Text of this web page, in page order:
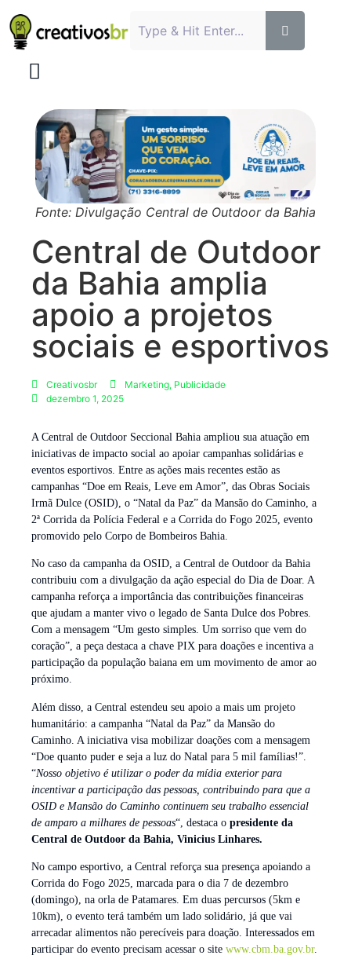
Fonte: Divulgação Central de Outdoor da Bahia
Central de Outdoor
da Bahia amplia
apoio a projetos
sociais e esportivos
Creativosbr Marketing, Publicidade
dezembro 1, 2025
A Central de Outdoor Seccional Bahia ampliou sua atuação em
iniciativas de impacto social ao apoiar campanhas solidárias e
eventos esportivos. Entre as ações mais recentes estão as
campanhas “Doe em Reais, Leve em Amor”, das Obras Sociais
Irmã Dulce (OSID), o “Natal da Paz” da Mansão do Caminho, a
2ª Corrida da Polícia Federal e a Corrida do Fogo 2025, evento
promovido pelo Corpo de Bombeiros Bahia.
No caso da campanha da OSID, a Central de Outdoor da Bahia
contribuiu com a divulgação da ação especial do Dia de Doar. A
campanha reforça a importância das contribuições financeiras
que ajudam a manter vivo o legado de Santa Dulce dos Pobres.
Com a mensagem “Um gesto simples. Um sorriso que vem do
coração”, a peça destaca a chave PIX para doações e incentiva a
participação da população baiana em um movimento de amor ao
próximo.
Além disso, a Central estendeu seu apoio a mais um projeto
humanitário: a campanha “Natal da Paz” da Mansão do
Caminho. A iniciativa visa mobilizar doações com a mensagem
“Doe quanto puder e seja a luz do Natal para 5 mil famílias!”.
“Nosso objetivo é utilizar o poder da mídia exterior para
incentivar a participação das pessoas, contribuindo para que a
OSID e Mansão do Caminho continuem seu trabalho essencial
de amparo a milhares de pessoas“, destaca o presidente da
Central de Outdoor da Bahia, Vinicius Linhares.
No campo esportivo, a Central reforça sua presença apoiando a
Corrida do Fogo 2025, marcada para o dia 7 de dezembro
(domingo), na orla de Patamares. Em duas percursos (5km e
10km), o evento terá também um lado solidário, já que vai
arrecadar alimentos não perecíveis para doação. Interessados em
participar do evento precisam acessar o site www.cbm.ba.gov.br.